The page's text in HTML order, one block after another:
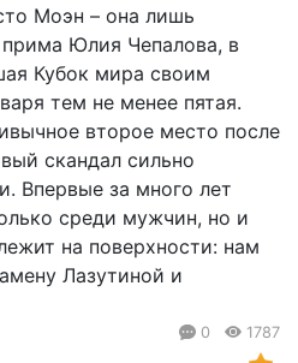
Моэн – она лишь
Юлия Чепалова, в
Кубок мира своим
тем не менее пятая.
второе место после
скандал сильно
Впервые за много лет
среди мужчин, но и
на поверхности: нам
Лазутиной и
0 1787